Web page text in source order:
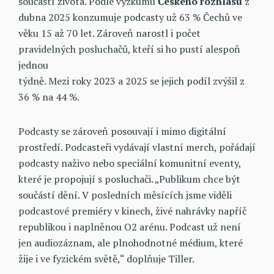
dubna 2025 konzumuje podcasty už 63 % Čechů ve
věku 15 až 70 let. Zároveň narostl i počet
pravidelných posluchačů, kteří si ho pustí alespoň
jednou
týdně. Mezi roky 2023 a 2025 se jejich podíl zvýšil z
36 % na 44 %.
Podcasty se zároveň posouvají i mimo digitální
prostředí. Podcasteři vydávají vlastní merch, pořádají
podcasty naživo nebo speciální komunitní eventy,
které je propojují s posluchači. „Publikum chce být
součástí dění. V posledních měsících jsme viděli
podcastové premiéry v kinech, živé nahrávky napříč
republikou i naplněnou O2 arénu. Podcast už není
jen audiozáznam, ale plnohodnotné médium, které
žije i ve fyzickém světě,“ doplňuje Tiller.